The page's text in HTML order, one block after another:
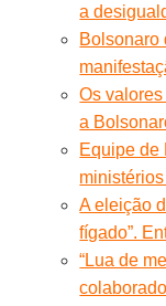
a
Bolsonaro
Os
a
Equipe de
A eleição
fígado”.
“Lua de